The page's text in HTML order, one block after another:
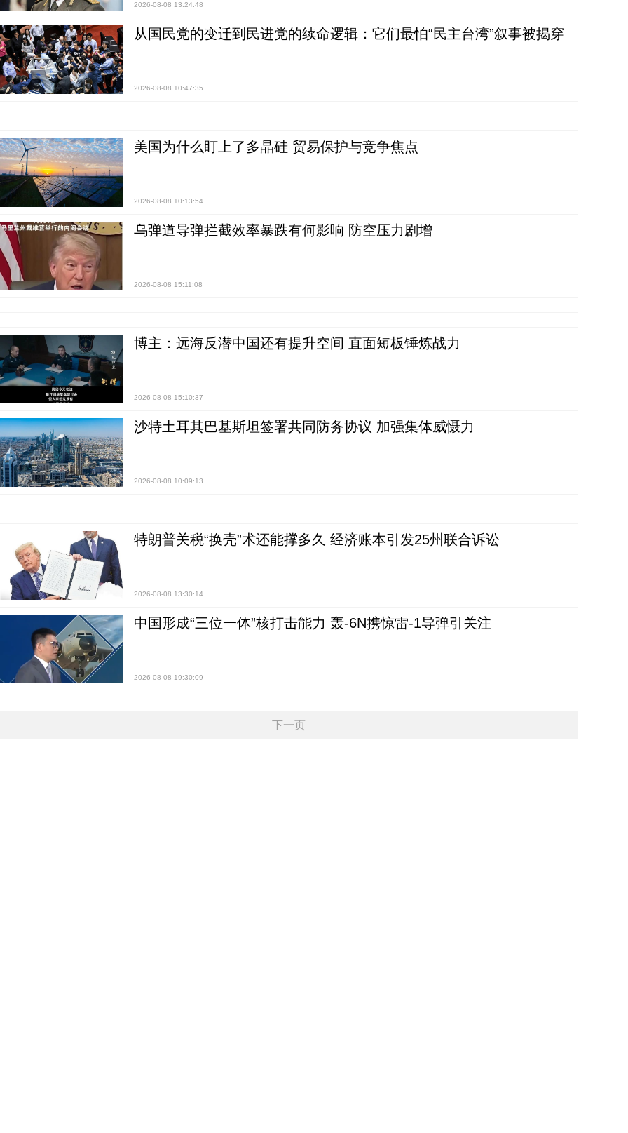
2026-08-08 13:24:48
从国民党的变迁到民进党的续命逻辑：它们最怕“民主台湾”叙事被揭穿
2026-08-08 10:47:35
美国为什么盯上了多晶硅 贸易保护与竞争焦点
2026-08-08 10:13:54
乌弹道导弹拦截效率暴跌有何影响 防空压力剧增
2026-08-08 15:11:08
博主：远海反潜中国还有提升空间 直面短板锤炼战力
2026-08-08 15:10:37
沙特土耳其巴基斯坦签署共同防务协议 加强集体威慑力
2026-08-08 10:09:13
特朗普关税“换壳”术还能撑多久 经济账本引发25州联合诉讼
2026-08-08 13:30:14
中国形成“三位一体”核打击能力 轰-6N携惊雷-1导弹引关注
2026-08-08 19:30:09
下一页